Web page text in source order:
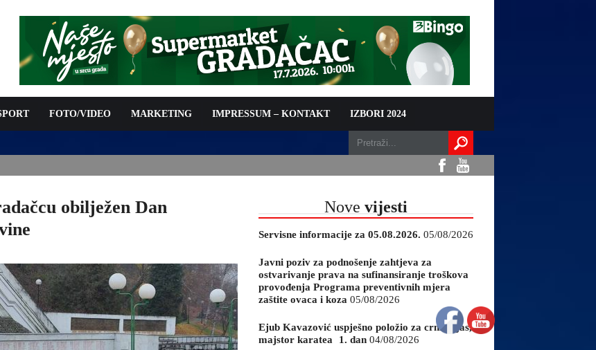
FOTO/VIDEO MARKETING IMPRESSUM – KONTAKT IZBORI 2024
ZAHTJEVA ZA OSTVARIVANJE PRAVA NA
PROVOĐENJA PROGRAMA PREVENTIVNIH MJERA
obilježen Dan
Nove vijesti
Servisne informacije za 05.08.2026. 05/08/2026
Javni poziv za podnošenje zahtjeva za
ostvarivanje prava na sufinansiranje troškova
provođenja Programa preventivnih mjera
zaštite ovaca i koza 05/08/2026
Ejub Kavazović uspješno položio za crni pojas,
majstor karatea 1. dan 04/08/2026